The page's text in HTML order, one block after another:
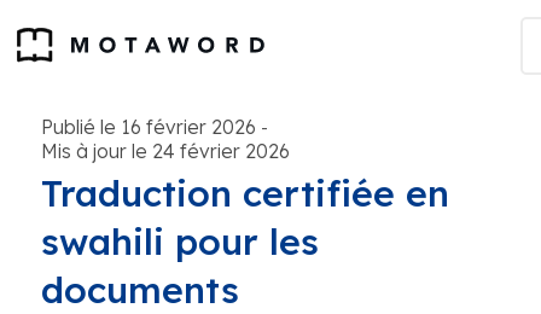
Publié le 16 février 2026 -
Mis à jour le 24 février 2026
Traduction certifiée en
swahili pour les
documents